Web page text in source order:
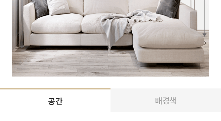
공간 배경색